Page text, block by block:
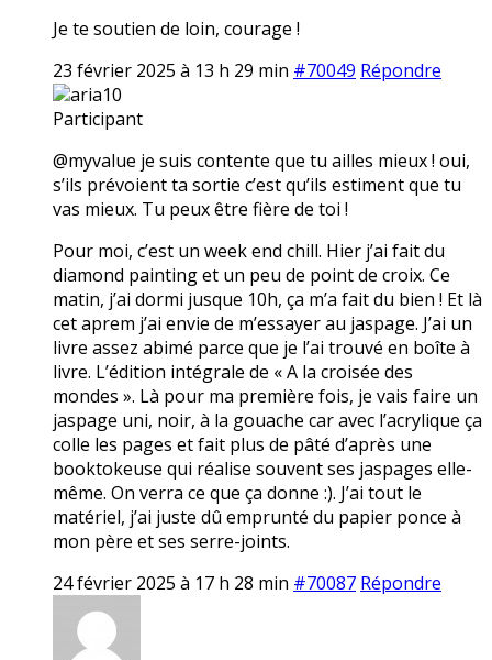
Je te soutien de loin, courage !
23 février 2025 à 13 h 29 min #70049 Répondre
aria10
Participant
@myvalue je suis contente que tu ailles mieux ! oui,
s’ils prévoient ta sortie c’est qu’ils estiment que tu
vas mieux. Tu peux être fière de toi !
Pour moi, c’est un week end chill. Hier j’ai fait du
diamond painting et un peu de point de croix. Ce
matin, j’ai dormi jusque 10h, ça m’a fait du bien ! Et là
cet aprem j’ai envie de m’essayer au jaspage. J’ai un
livre assez abimé parce que je l’ai trouvé en boîte à
livre. L’édition intégrale de « A la croisée des
mondes ». Là pour ma première fois, je vais faire un
jaspage uni, noir, à la gouache car avec l’acrylique ça
colle les pages et fait plus de pâté d’après une
booktokeuse qui réalise souvent ses jaspages elle-
même. On verra ce que ça donne :). J’ai tout le
matériel, j’ai juste dû emprunté du papier ponce à
mon père et ses serre-joints.
24 février 2025 à 17 h 28 min #70087 Répondre